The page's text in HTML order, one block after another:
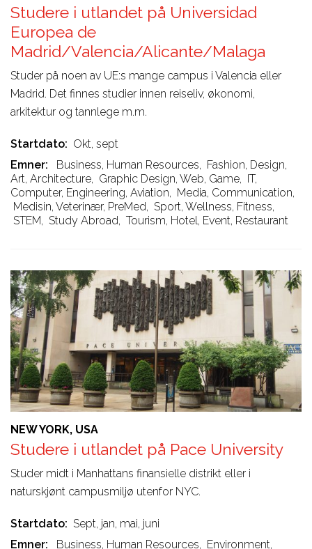
Studere i utlandet på Universidad
Europea de
Madrid/Valencia/Alicante/Malaga
Studer på noen av UE:s mange campus i Valencia eller
Madrid. Det finnes studier innen reiseliv, økonomi,
arkitektur og tannlege m.m.
Startdato
Okt, sept
Emner
Business, Human Resources, Fashion, Design,
Art, Architecture, Graphic Design, Web, Game, IT,
Computer, Engineering, Aviation, Media, Communication,
Medisin, Veterinær, PreMed, Sport, Wellness, Fitness,
STEM, Study Abroad, Tourism, Hotel, Event, Restaurant
NEW YORK, USA
Studere i utlandet på Pace University
Studer midt i Manhattans finansielle distrikt eller i
naturskjønt campusmiljø utenfor NYC.
Startdato
Sept, jan, mai, juni
Emner
Business, Human Resources, Environment,